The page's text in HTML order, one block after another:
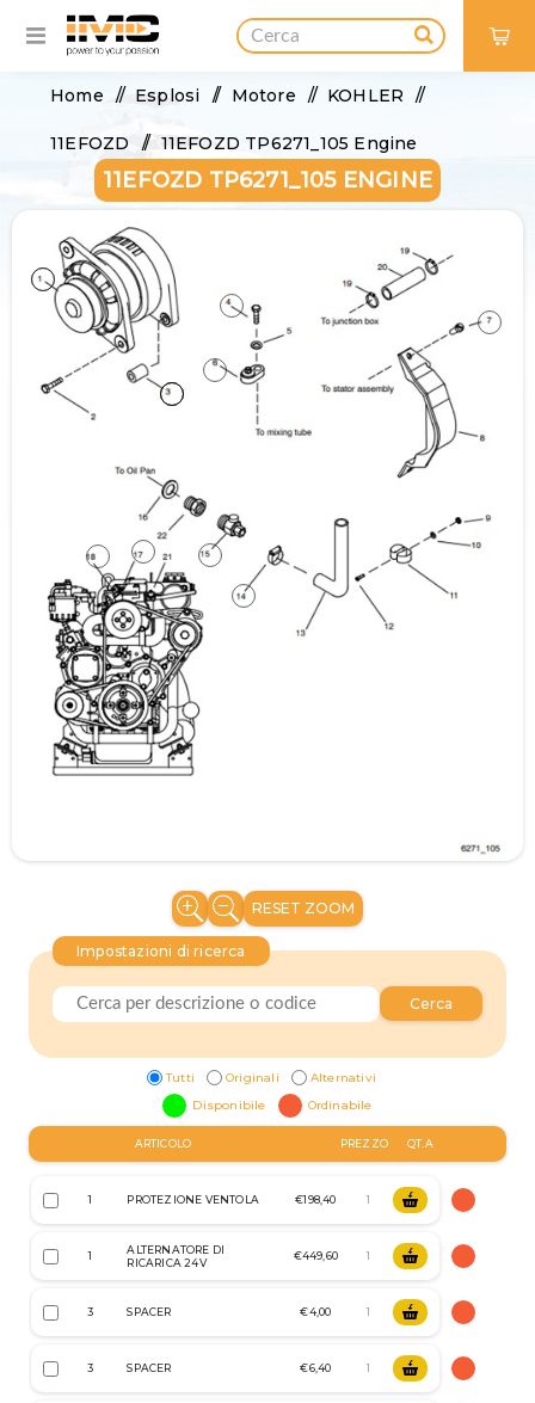
Home / Esplosi / Motore / KOHLER /
11EFOZD / 11EFOZD TP6271_105 Engine
11EFOZD TP6271_105 ENGINE
RESET ZOOM
Cerca
Impostazioni di ricerca
Tutti Originali
Alternativi
Disponibile
Ordinabile
ARTICOLO PREZZO QT.A
1 PROTEZIONE VENTOLA €198,40
1
ALTERNATORE DI
RICARICA 24V
€449,60
3 SPACER €4,00
3 SPACER €6,40